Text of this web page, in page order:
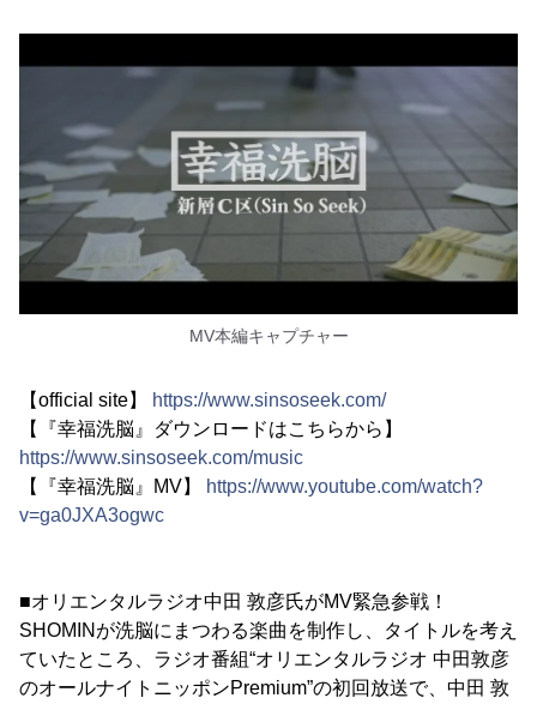
MV本編キャプチャー
【official site】
https://www.sinsoseek.com/
【『幸福洗脳』ダウンロードはこちらから】
https://www.sinsoseek.com/music
【『幸福洗脳』MV】
https://www.youtube.com/watch?
v=ga0JXA3ogwc
■オリエンタルラジオ中田 敦彦氏がMV緊急参戦！
SHOMINが洗脳にまつわる楽曲を制作し、タイトルを考え
ていたところ、ラジオ番組“オリエンタルラジオ 中田敦彦
のオールナイトニッポンPremium”の初回放送で、中田 敦